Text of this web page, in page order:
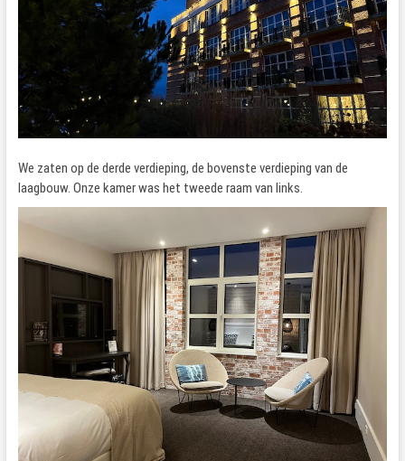
We zaten op de derde verdieping, de bovenste verdieping van de
laagbouw. Onze kamer was het tweede raam van links.